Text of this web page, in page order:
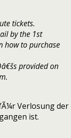
tickets.
by the 1st
how to purchase
provided on
Verlosung der
ist.